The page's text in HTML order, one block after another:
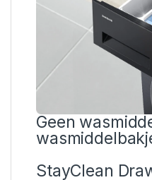
Geen
StayClean